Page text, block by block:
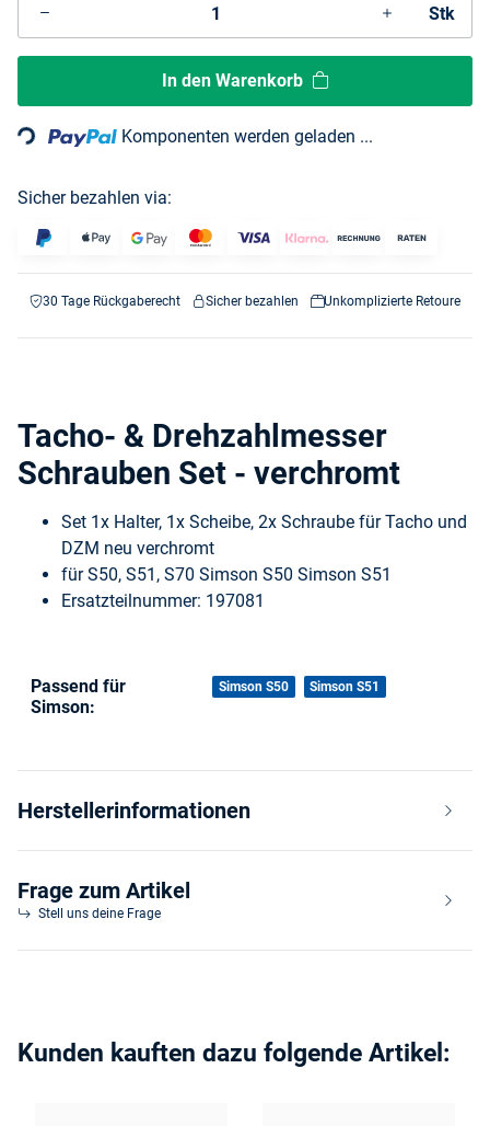
Stk
In den Warenkorb
Loading... Komponenten werden geladen ...
Sicher bezahlen via:
30 Tage Rückgaberecht Sicher bezahlen Unkomplizierte Retoure
Tacho- & Drehzahlmesser
Schrauben Set - verchromt
Set 1x Halter, 1x Scheibe, 2x Schraube für Tacho und
DZM neu verchromt
für S50, S51, S70 Simson S50 Simson S51
Ersatzteilnummer: 197081
Produkteigenschaft
Wert
Passend für
Simson:
Simson S50 Simson S51
Herstellerinformationen
Frage zum Artikel
Stell uns deine Frage
Kunden kauften dazu folgende Artikel: